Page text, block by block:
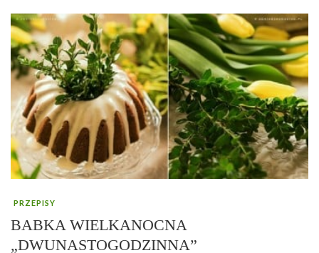
PRZEPISY
BABKA WIELKANOCNA
„DWUNASTOGODZINNA”